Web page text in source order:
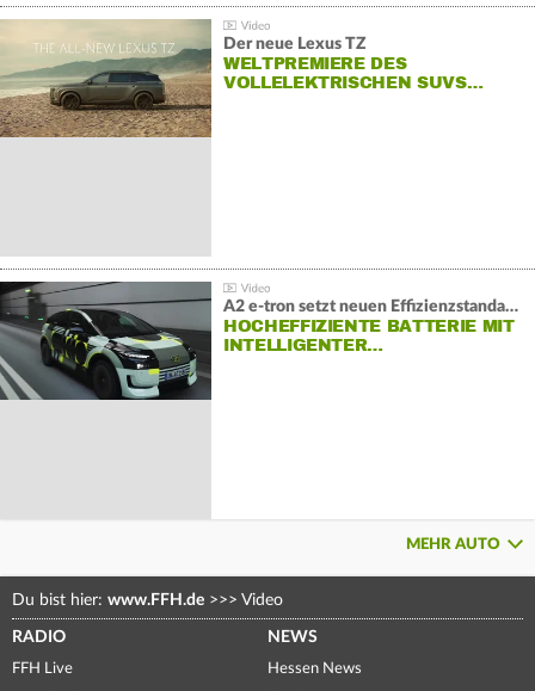
Der neue Lexus TZ
WELTPREMIERE DES
VOLLELEKTRISCHEN SUVS…
A2 e-tron setzt neuen Effizienzstandard bei Audi
HOCHEFFIZIENTE BATTERIE MIT
INTELLIGENTER…
MEHR AUTO
Du bist hier: www.FFH.de >>> Video
RADIO
FFH Live
NEWS
Hessen News